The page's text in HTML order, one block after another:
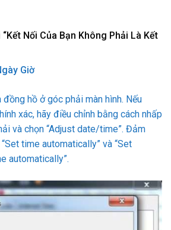
Nối Của Bạn Không Phải Là Kết
Giờ
đồng hồ ở góc phải màn hình. Nếu
xác, hãy điều chỉnh bằng cách nhấp
và chọn “Adjust date/time”. Đảm
time automatically” và “Set
automatically”.